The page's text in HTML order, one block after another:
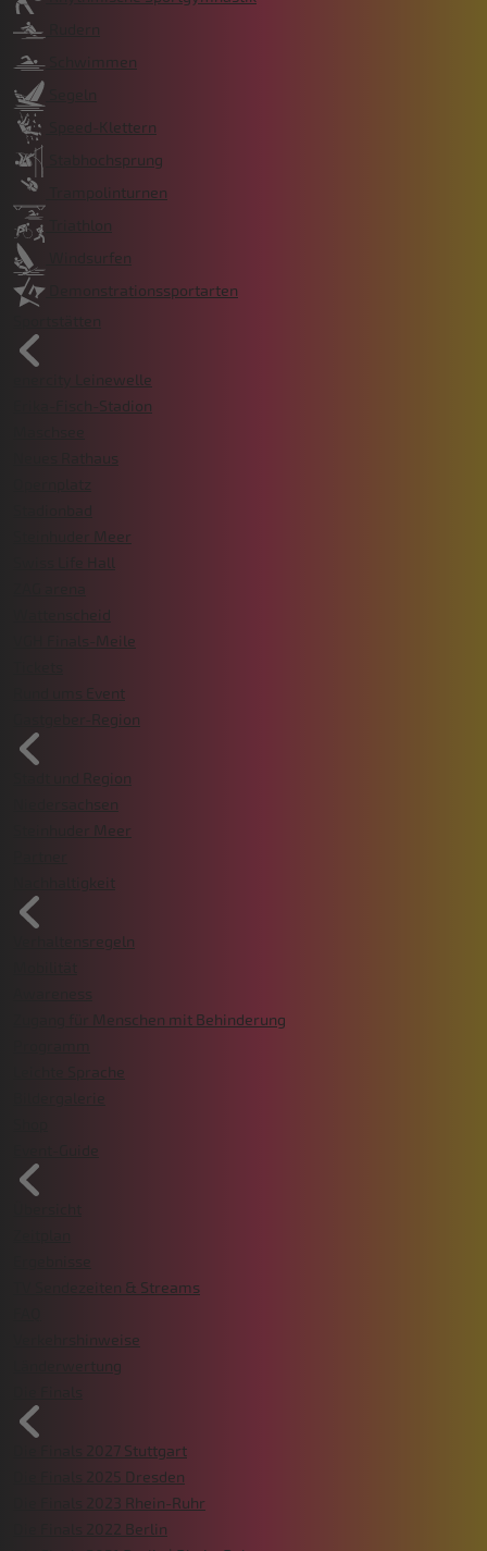
Rudern
Schwimmen
Segeln
Speed-Klettern
Stabhochsprung
Trampolinturnen
Triathlon
Windsurfen
Demonstrationssportarten
Sportstätten
enercity Leinewelle
Erika-Fisch-Stadion
Neues Rathaus
Steinhuder Meer
Swiss Life Hall
Wattenscheid
VGH Finals-Meile
Rund ums Event
Gastgeber-Region
Stadt und Region
Niedersachsen
Steinhuder Meer
Nachhaltigkeit
Verhaltensregeln
Zugang für Menschen mit Behinderung
Leichte Sprache
Bildergalerie
TV Sendezeiten & Streams
Verkehrshinweise
Länderwertung
Die Finals 2027 Stuttgart
Die Finals 2025 Dresden
Die Finals 2023 Rhein-Ruhr
Die Finals 2022 Berlin